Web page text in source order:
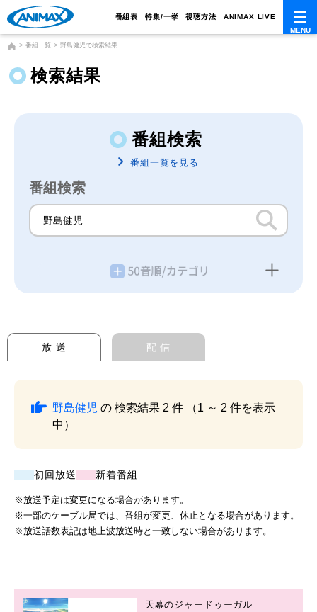
番組表 特集/一挙 視聴方法 ANIMAX LIVE
番組一覧 野島健児で検索結果
検索結果
番組検索
番組一覧を見る
番組検索
放 送 配 信
野島健児 の 検索結果 2 件 （1 ～ 2 件を表示
中）
初回放送 新着番組
※放送予定は変更になる場合があります。
※一部のケーブル局では、番組が変更、休止となる場合があります。
※放送話数表記は地上波放送時と一致しない場合があります。
天幕のジャードゥーガル